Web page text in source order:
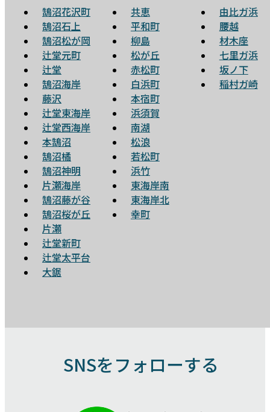
鵠沼花沢町
鵠沼石上
鵠沼松が岡
辻堂元町
辻堂
鵠沼海岸
藤沢
辻堂東海岸
辻堂西海岸
本鵠沼
鵠沼橘
鵠沼神明
片瀬海岸
鵠沼藤が谷
鵠沼桜が丘
片瀬
辻堂新町
辻堂太平台
大鋸
共恵
平和町
柳島
松が丘
赤松町
白浜町
本宿町
浜須賀
南湖
松浪
若松町
浜竹
東海岸南
東海岸北
幸町
由比ガ浜
腰越
材木座
七里ガ浜
坂ノ下
稲村ガ崎
SNSをフォローする